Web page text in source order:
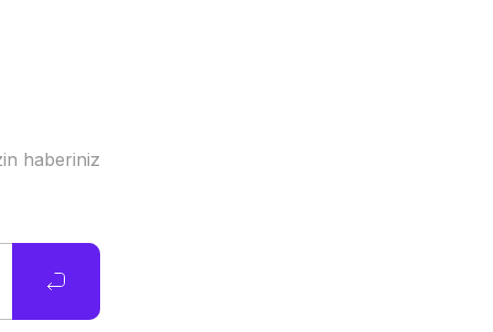
haberiniz